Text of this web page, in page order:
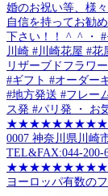
婚のお祝い等、様
自信を持ってお勧
下さい！！ ^_^ ・ #
川崎 #川崎花屋 #花
リザーブドフラワ
#ギフト #オーダー
#地方発送 #フレー
ス発 #パリ発 ・ お
★★★★★★★★★★★
0007 神奈川県川崎
TEL&FAX:044-200-
★★★★★★★★★★★
ヨーロッパ有数の